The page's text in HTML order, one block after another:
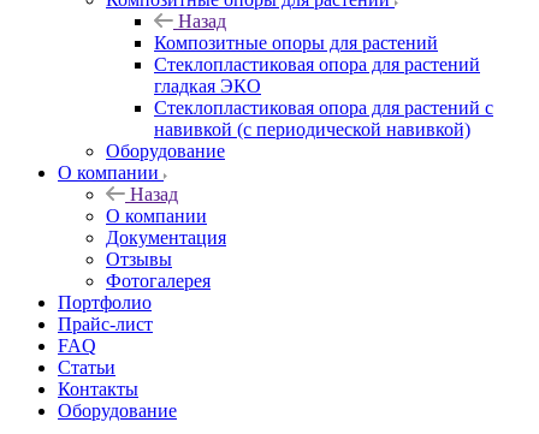
Назад
Композитные опоры для растений
Стеклопластиковая опора для растений
гладкая ЭКО
Стеклопластиковая опора для растений с
навивкой (с периодической навивкой)
Оборудование
О компании
Назад
О компании
Документация
Отзывы
Фотогалерея
Портфолио
Прайс-лист
FAQ
Статьи
Контакты
Оборудование